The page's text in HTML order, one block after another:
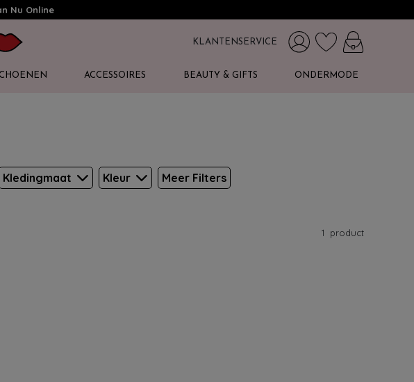
Nu Online
KLANTENSERVICE
ACCESSOIRES BEAUTY & GIFTS ONDERMODE
Kledingmaat Kleur Meer Filters
1 product